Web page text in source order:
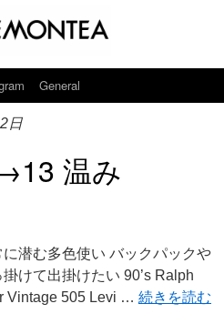
General
日
温み
に潜む多色使い バックパックや
けて出掛けたい 90’s Ralph
Vintage 505 Levi … 続きを読む